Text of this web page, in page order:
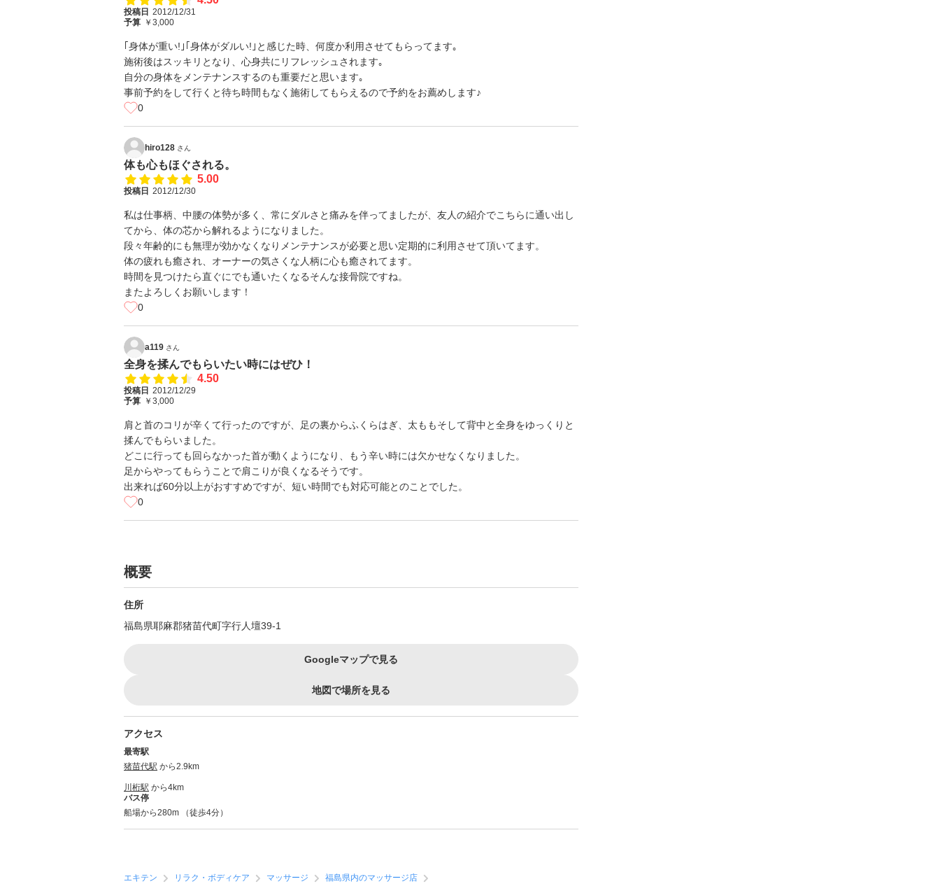
投稿日 2012/12/31
予算 ￥3,000
｢身体が重い!｣｢身体がダルい!｣と感じた時、何度か利用させてもらってます｡
施術後はスッキリとなり、心身共にリフレッシュされます｡
自分の身体をメンテナンスするのも重要だと思います｡
事前予約をして行くと待ち時間もなく施術してもらえるので予約をお薦めします♪
0
hiro128 さん
体も心もほぐされる。
5.00
投稿日 2012/12/30
私は仕事柄、中腰の体勢が多く、常にダルさと痛みを伴ってましたが、友人の紹介でこちらに通い出し
てから、体の芯から解れるようになりました。
段々年齢的にも無理が効かなくなりメンテナンスが必要と思い定期的に利用させて頂いてます。
体の疲れも癒され、オーナーの気さくな人柄に心も癒されてます。
時間を見つけたら直ぐにでも通いたくなるそんな接骨院ですね。
またよろしくお願いします！
0
a119 さん
全身を揉んでもらいたい時にはぜひ！
4.50
投稿日 2012/12/29
予算 ￥3,000
肩と首のコリが辛くて行ったのですが、足の裏からふくらはぎ、太ももそして背中と全身をゆっくりと
揉んでもらいました。
どこに行っても回らなかった首が動くようになり、もう辛い時には欠かせなくなりました。
足からやってもらうことで肩こりが良くなるそうです。
出来れば60分以上がおすすめですが、短い時間でも対応可能とのことでした。
0
概要
住所
福島県耶麻郡猪苗代町字行人壇39-1
Googleマップで見る
地図で場所を見る
アクセス
最寄駅
猪苗代駅 から2.9km
川桁駅 から4km
バス停
船場から280m （徒歩4分）
エキテン リラク・ボディケア マッサージ 福島県内のマッサージ店